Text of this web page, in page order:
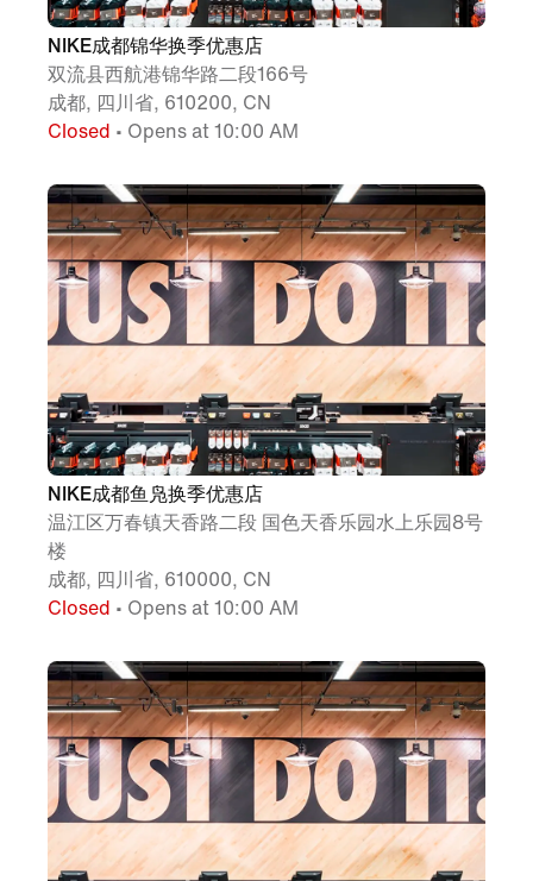
NIKE成都锦华换季优惠店
双流县西航港锦华路二段166号
成都, 四川省, 610200, CN
Closed • Opens at 10:00 AM
NIKE成都鱼凫换季优惠店
温江区万春镇天香路二段 国色天香乐园水上乐园8号
楼
成都, 四川省, 610000, CN
Closed • Opens at 10:00 AM